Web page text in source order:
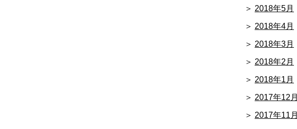
2018年5月
2018年4月
2018年3月
2018年2月
2018年1月
2017年12月
2017年11月